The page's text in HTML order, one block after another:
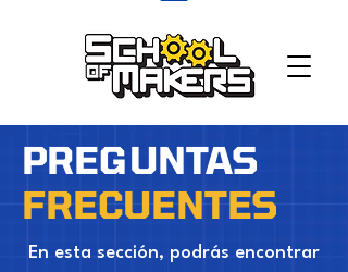
PREGUNTAS
FRECUENTES
En esta sección, podrás encontrar